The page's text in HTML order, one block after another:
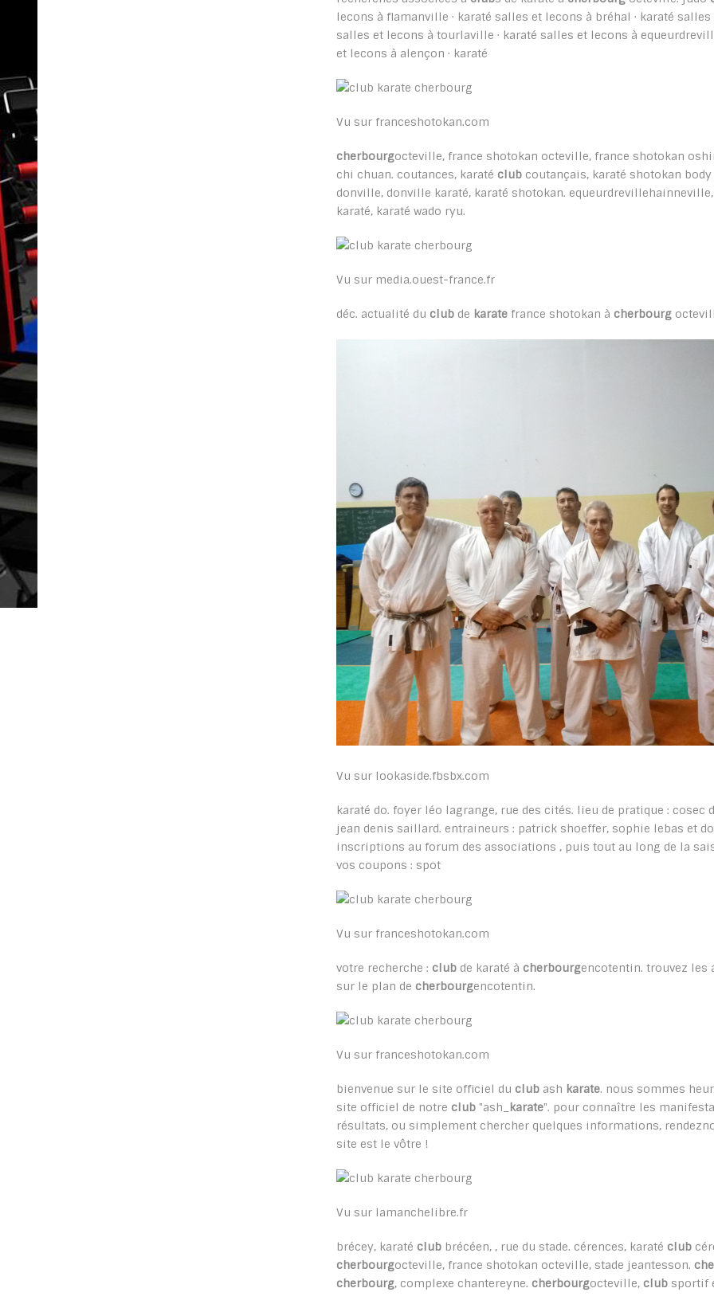
lecons à flamanville · karaté salles et lecons à bréhal · karaté
salles et lecons à tourlaville · karaté salles et lecons à
et lecons à alençon · karaté
Vu sur franceshotokan.com
cherbourgocteville, france shotokan octeville, france shotokan
chi chuan. coutances, karaté club coutançais, karaté shotokan
donville, donville karaté, karaté shotokan.
karaté, karaté wado ryu.
Vu sur media.ouest-france.fr
déc. actualité du club de karate france shotokan à cherbourg
Vu sur lookaside.fbsbx.com
karaté do. foyer léo lagrange, rue des cités. lieu de pratique : cosec
jean denis saillard. entraineurs : patrick shoeffer, sophie lebas et
inscriptions au forum des associations , puis tout au long de la
vos coupons : spot
Vu sur franceshotokan.com
votre recherche : club de karaté à cherbourgencotentin. trouvez les
sur le plan de cherbourgencotentin.
Vu sur franceshotokan.com
bienvenue sur le site officiel du club ash karate. nous sommes
site officiel de notre club "ash_ karate". pour connaître les
résultats, ou simplement chercher quelques informations,
site est le vôtre !
Vu sur lamanchelibre.fr
brécey, karaté club brécéen, , rue du stade. cérences, karaté club
cherbourgocteville, france shotokan octeville, stade jeantesson.
cherbourg, complexe chantereyne. cherbourgocteville, club sportif